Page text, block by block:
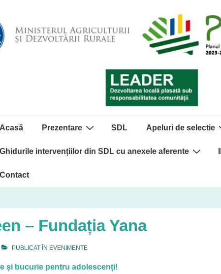
Acasă Prezentare SDL Apeluri de selectie
Ghidurile intervențiilor din SDL cu anexele aferente
Contact
– Fundația Yana
PUBLICAT ÎN EVENIMENTE
și bucurie pentru adolescenți!